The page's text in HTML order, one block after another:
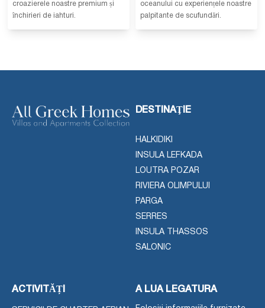
croazierele noastre premium și
închirieri de iahturi.
oceanului cu experiențele noastre
palpitante de scufundări.
DESTINAŢIE
HALKIDIKI
INSULA LEFKADA
LOUTRA POZAR
RIVIERA OLIMPULUI
PARGA
SERRES
INSULA THASSOS
SALONIC
ACTIVITĂȚI A LUA LEGATURA